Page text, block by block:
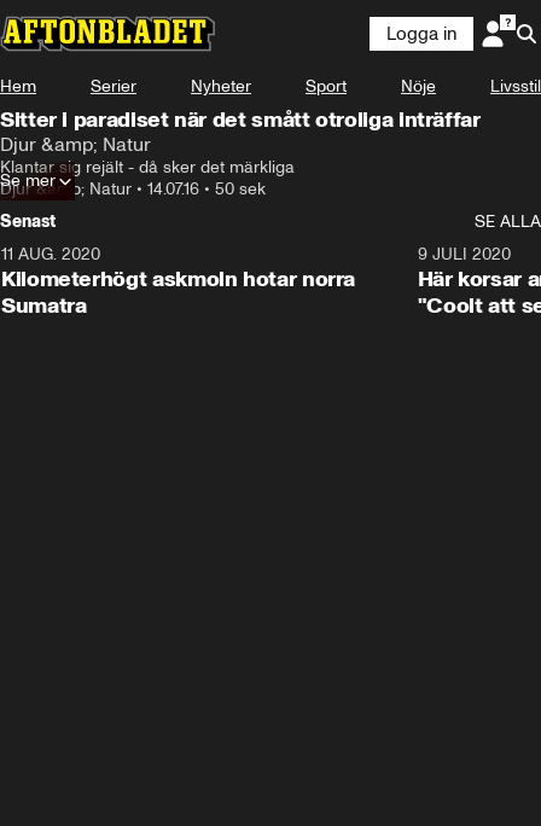
Logga in
Hem Serier Nyheter Sport Nöje Livsstil
Sitter i paradiset när det smått otroliga inträffar
Djur &amp; Natur
Klantar sig rejält - då sker det märkliga
Djur &amp; Natur • 14.07.16 • 50 sek
Se mer
Senast
SE ALLA
11 AUG. 2020
Kilometerhögt askmoln hotar norra
Sumatra
9 JULI 2020
Här korsar
"Coolt att